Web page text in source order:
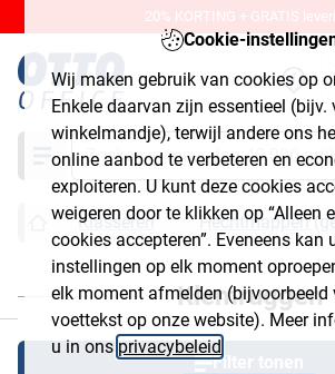
Cookie-
Wij maken gebruik van cookies op
Enkele daarvan zijn essentieel (bijv.
winkelmandje), terwijl andere ons
online aanbod te verbeteren en
exploiteren. U kunt deze cookies
weigeren door te klikken op “Alleen
cookies accepteren”. Eveneens kan
instellingen op elk moment
elk moment afmelden (bijvoorbeeld
voettekst op onze website). Meer
u in ons privacybeleid
20% KORTING + GRATIS
Zoeken
Klasseren Hechtmappen
Klemruggen
Filter tonen